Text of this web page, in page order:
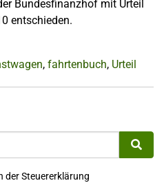
Bundesfinanzhof mit Urteil
entschieden.
, fahrtenbuch, Urteil
der Steuererklärung